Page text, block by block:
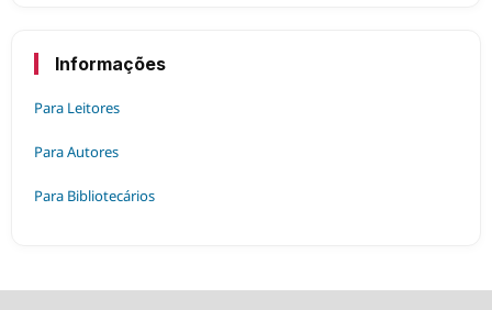
Informações
Para Leitores
Para Autores
Para Bibliotecários